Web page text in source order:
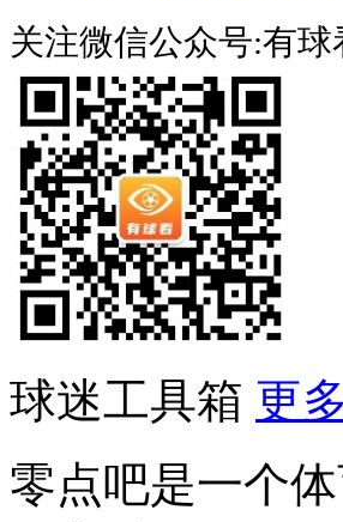
关注微信公众号:有
球迷工具箱 更多
零点吧是一个